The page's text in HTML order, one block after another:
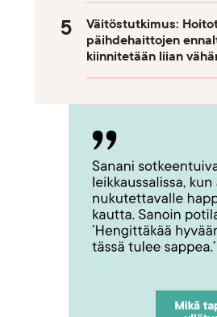
Väitöstutkimus:
päihdehaittojen
kiinnitetään liian